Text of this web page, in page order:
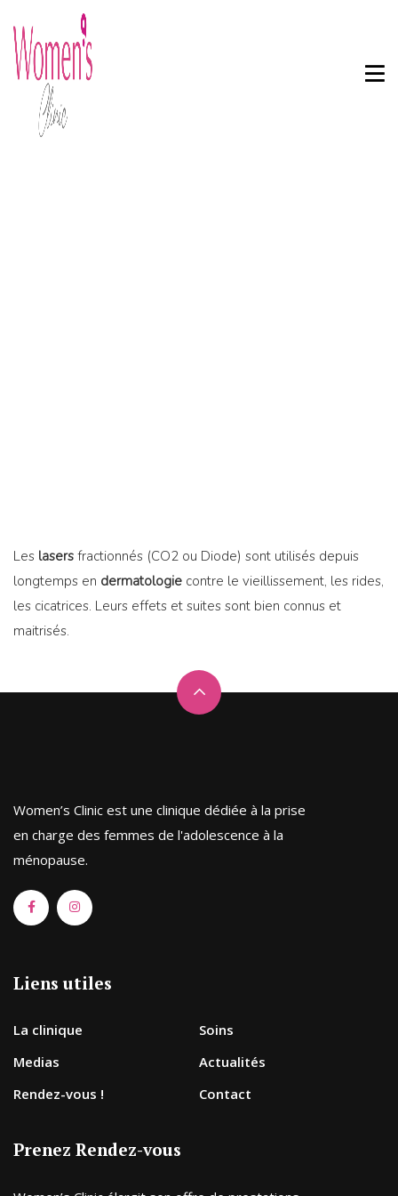
Les lasers fractionnés (CO2 ou Diode) sont utilisés depuis
longtemps en dermatologie contre le vieillissement, les rides,
les cicatrices. Leurs effets et suites sont bien connus et
maitrisés.
Women’s Clinic est une clinique dédiée à la prise
en charge des femmes de l'adolescence à la
ménopause.
Liens utiles
La clinique
Soins
Medias
Actualités
Rendez-vous !
Contact
Prenez Rendez-vous